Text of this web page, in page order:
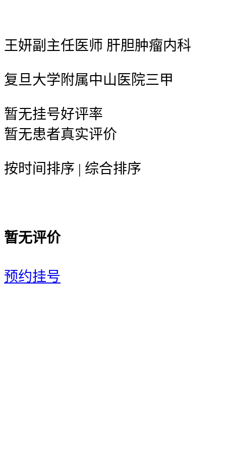
王妍副主任医师 肝胆肿瘤内科
复旦大学附属中山医院三甲
暂无挂号好评率
暂无患者真实评价
按时间排序 | 综合排序
暂无评价
预约挂号